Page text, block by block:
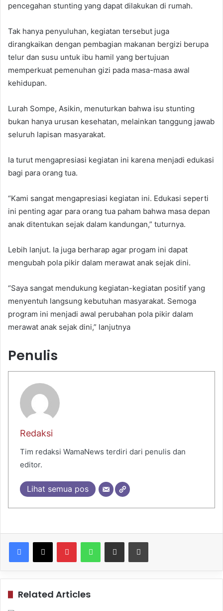
pencegahan stunting yang dapat dilakukan di rumah.
Tak hanya penyuluhan, kegiatan tersebut juga
dirangkaikan dengan pembagian makanan bergizi berupa
telur dan susu untuk ibu hamil yang bertujuan
memperkuat pemenuhan gizi pada masa-masa awal
kehidupan.
Lurah Sompe, Asikin, menuturkan bahwa isu stunting
bukan hanya urusan kesehatan, melainkan tanggung jawab
seluruh lapisan masyarakat.
Ia turut mengapresiasi kegiatan ini karena menjadi edukasi
bagi para orang tua.
“Kami sangat mengapresiasi kegiatan ini. Edukasi seperti
ini penting agar para orang tua paham bahwa masa depan
anak ditentukan sejak dalam kandungan,” tuturnya.
Lebih lanjut. Ia juga berharap agar progam ini dapat
mengubah pola pikir dalam merawat anak sejak dini.
“Saya sangat mendukung kegiatan-kegiatan positif yang
menyentuh langsung kebutuhan masyarakat. Semoga
program ini menjadi awal perubahan pola pikir dalam
merawat anak sejak dini,” lanjutnya
Penulis
Redaksi
Tim redaksi WamaNews terdiri dari penulis dan
editor.
Lihat semua pos
PinterestWhatsAppShare via Email Print
Related Articles